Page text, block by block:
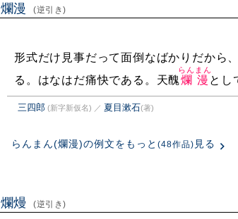
爛漫 (逆引き)
形式だけ見事だって面倒なばかりだから
る。はなはだ痛快である。天醜爛漫
らんまん
とし
三四郎 (新字新仮名) ／ 夏目漱石(著)
らんまん(爛漫)の例文をもっと (48作品) 見る
爛熳 (逆引き)